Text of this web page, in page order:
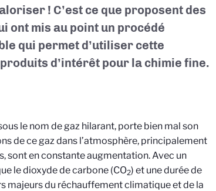
! C’est ce que proposent des
ont mis au point un procédé
qui permet d’utiliser cette
d’intérêt pour la chimie fine.
le nom de gaz hilarant, porte bien mal son
de ce gaz dans l’atmosphère, principalement
sont en constante augmentation. Avec un
le dioxyde de carbone (CO2) et une durée de
majeurs du réchauffement climatique et de la